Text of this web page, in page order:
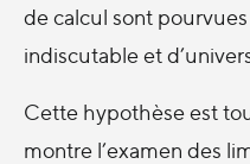
de calcul sont
indiscutable et
Cette hypothèse est
montre l’examen des